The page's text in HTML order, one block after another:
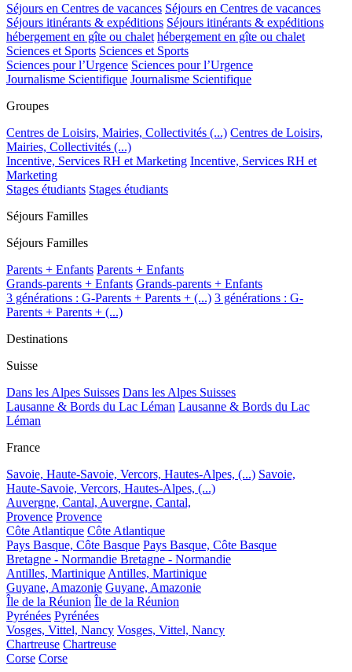
Séjours en Centres de vacances Séjours en Centres de vacances
Séjours itinérants & expéditions Séjours itinérants & expéditions
hébergement en gîte ou chalet hébergement en gîte ou chalet
Sciences et Sports Sciences et Sports
Sciences pour l’Urgence Sciences pour l’Urgence
Journalisme Scientifique Journalisme Scientifique
Groupes
Centres de Loisirs, Mairies, Collectivités (...) Centres de Loisirs,
Mairies, Collectivités (...)
Incentive, Services RH et Marketing Incentive, Services RH et
Marketing
Stages étudiants Stages étudiants
Séjours Familles
Séjours Familles
Parents + Enfants Parents + Enfants
Grands-parents + Enfants Grands-parents + Enfants
3 générations : G-Parents + Parents + (...) 3 générations : G-
Parents + Parents + (...)
Destinations
Suisse
Dans les Alpes Suisses Dans les Alpes Suisses
Lausanne & Bords du Lac Léman Lausanne & Bords du Lac
Léman
France
Savoie, Haute-Savoie, Vercors, Hautes-Alpes, (...) Savoie,
Haute-Savoie, Vercors, Hautes-Alpes, (...)
Auvergne, Cantal, Auvergne, Cantal,
Provence Provence
Côte Atlantique Côte Atlantique
Pays Basque, Côte Basque Pays Basque, Côte Basque
Bretagne - Normandie Bretagne - Normandie
Antilles, Martinique Antilles, Martinique
Guyane, Amazonie Guyane, Amazonie
Île de la Réunion Île de la Réunion
Pyrénées Pyrénées
Vosges, Vittel, Nancy Vosges, Vittel, Nancy
Chartreuse Chartreuse
Corse Corse